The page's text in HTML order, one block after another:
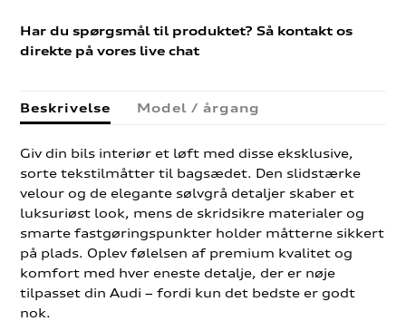
Har du spørgsmål til produktet? Så kontakt os
direkte på vores live chat
Beskrivelse Model / årgang
Giv din bils interiør et løft med disse eksklusive,
sorte tekstilmåtter til bagsædet. Den slidstærke
velour og de elegante sølvgrå detaljer skaber et
luksuriøst look, mens de skridsikre materialer og
smarte fastgøringspunkter holder måtterne sikkert
på plads. Oplev følelsen af premium kvalitet og
komfort med hver eneste detalje, der er nøje
tilpasset din Audi – fordi kun det bedste er godt
nok.